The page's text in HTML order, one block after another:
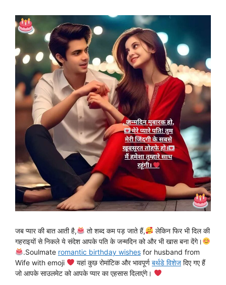
जब प्यार की बात आती है, तो शब्द कम पड़ जाते हैं,
लेकिन फिर भी दिल की
गहराइयों से निकले ये संदेश आपके पति के जन्मदिन को और भी खास बना देंगे।
.Soulmate romantic birthday wishesfor husband from
Wife with emoji
यहां कुछ रोमांटिक और भावपूर्ण बर्थडे विशेजदिए गए हैं
जो आपके साउलमेट को आपके प्यार का एहसास दिलाएंगे।